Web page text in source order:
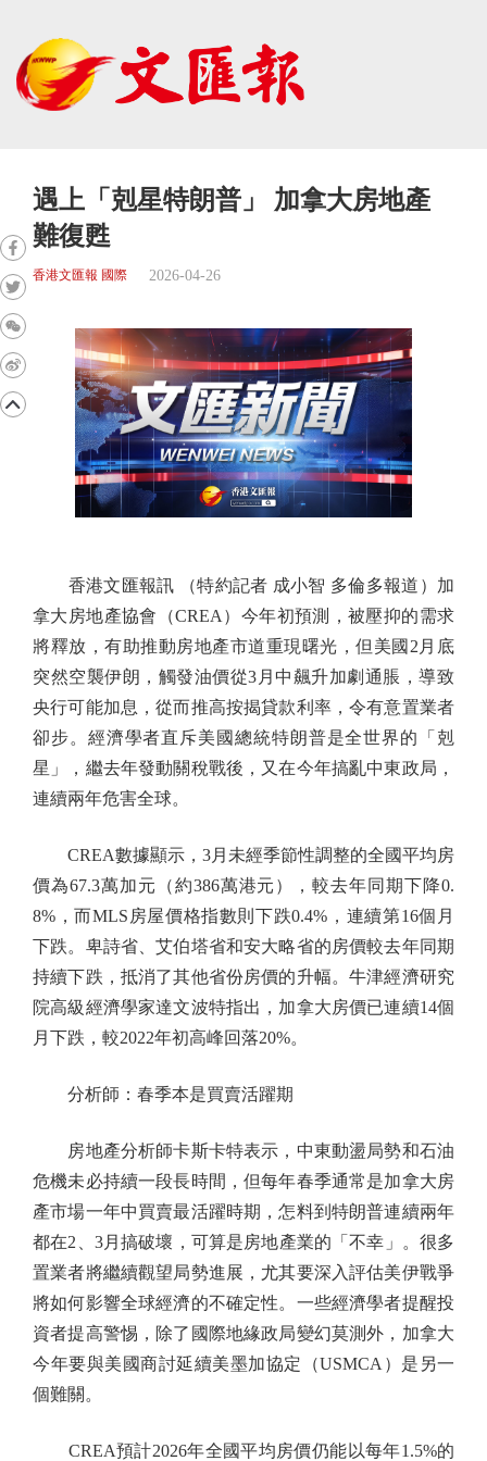
遇上「剋星特朗普」 加拿大房地產
難復甦
香港文匯報 國際 2026-04-26
香港文匯報訊 （特約記者 成小智 多倫多報道）加
拿大房地產協會（CREA）今年初預測，被壓抑的需求
將釋放，有助推動房地產市道重現曙光，但美國2月底
突然空襲伊朗，觸發油價從3月中飆升加劇通脹，導致
央行可能加息，從而推高按揭貸款利率，令有意置業者
卻步。經濟學者直斥美國總統特朗普是全世界的「剋
星」，繼去年發動關稅戰後，又在今年搞亂中東政局，
連續兩年危害全球。
CREA數據顯示，3月未經季節性調整的全國平均房
價為67.3萬加元（約386萬港元），較去年同期下降0.
8%，而MLS房屋價格指數則下跌0.4%，連續第16個月
下跌。卑詩省、艾伯塔省和安大略省的房價較去年同期
持續下跌，抵消了其他省份房價的升幅。牛津經濟研究
院高級經濟學家達文波特指出，加拿大房價已連續14個
月下跌，較2022年初高峰回落20%。
分析師：春季本是買賣活躍期
房地產分析師卡斯卡特表示，中東動盪局勢和石油
危機未必持續一段長時間，但每年春季通常是加拿大房
產市場一年中買賣最活躍時期，怎料到特朗普連續兩年
都在2、3月搞破壞，可算是房地產業的「不幸」。很多
置業者將繼續觀望局勢進展，尤其要深入評估美伊戰爭
將如何影響全球經濟的不確定性。一些經濟學者提醒投
資者提高警惕，除了國際地緣政局變幻莫測外，加拿大
今年要與美國商討延續美墨加協定（USMCA）是另一
個難關。
CREA預計2026年全國平均房價仍能以每年1.5%的